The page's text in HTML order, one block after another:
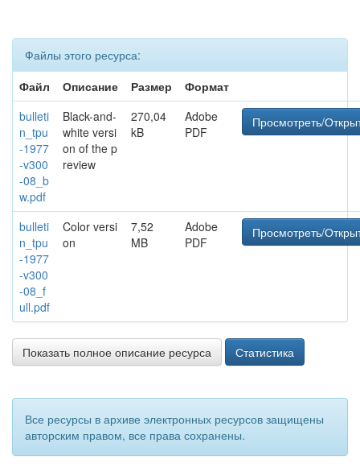
Файлы этого ресурса:
Файл
Описание Размер
Формат
bulleti
n_tpu
-1977
-v300
-08_b
w.pdf
Black-and-
white versi
on of the p
review
270,04
kB
Adobe
PDF
Просмотреть/
bulleti
n_tpu
-1977
-v300
-08_f
ull.pdf
Color versi
on
7,52
MB
Adobe
PDF
Просмотреть/
Показать полное описание ресурса Статистика
Все ресурсы в архиве электронных ресурсов защищены
авторским правом, все права сохранены.